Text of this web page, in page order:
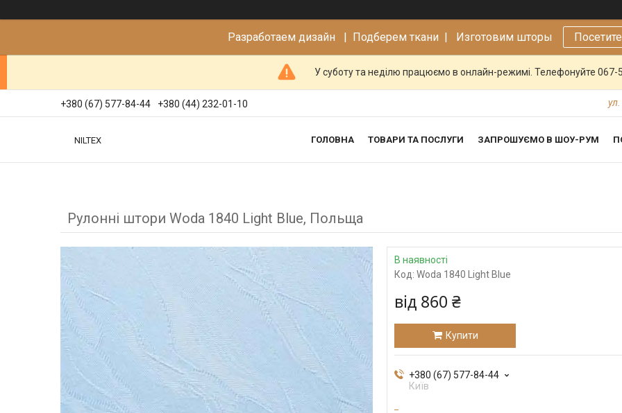
Разработаем дизайн | Подберем ткани | Изготовим шторы
У суботу та неділю працюємо в онлайн-режимі. Телефонуйте 067-
+380 (67) 577-84-44 +380 (44) 232-01-10
NILTEX ГОЛОВНА ТОВАРИ ТА ПОСЛУГИ ЗАПРОШУЄМО В ШОУ-РУМ
Рулонні штори Woda 1840 Light Blue, Польща
В наявності
Код: Woda 1840 Light Blue
від 860 ₴
Купити
+380 (67) 577-84-44
Київ